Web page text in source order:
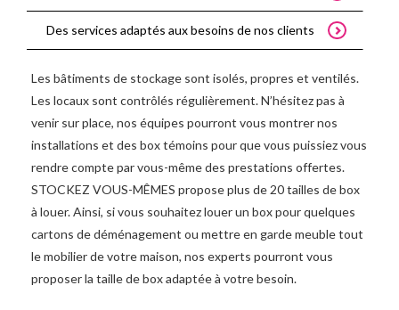
Des services adaptés aux besoins de nos clients
Les bâtiments de stockage sont isolés, propres et ventilés.
Les locaux sont contrôlés régulièrement. N’hésitez pas à
venir sur place, nos équipes pourront vous montrer nos
installations et des box témoins pour que vous puissiez vous
rendre compte par vous-même des prestations offertes.
STOCKEZ VOUS-MÊMES propose plus de 20 tailles de box
à louer. Ainsi, si vous souhaitez louer un box pour quelques
cartons de déménagement ou mettre en garde meuble tout
le mobilier de votre maison, nos experts pourront vous
proposer la taille de box adaptée à votre besoin.